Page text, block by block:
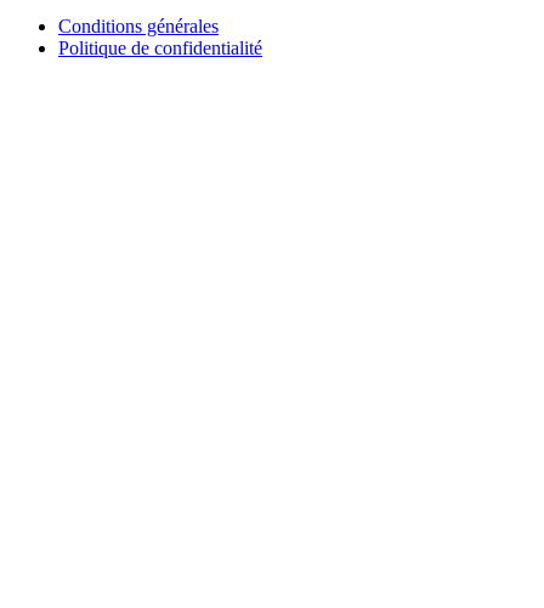
Conditions générales
Politique de confidentialité